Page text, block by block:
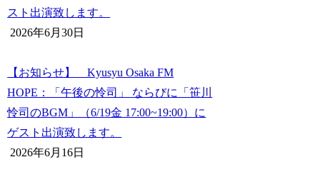
スト出演致します。
2026年6月30日
【お知らせ】 Kyusyu Osaka FM
HOPE：「午後の怜司」 ならびに「笹川
怜司のBGM」（6/19金 17:00~19:00）に
ゲスト出演致します。
2026年6月16日